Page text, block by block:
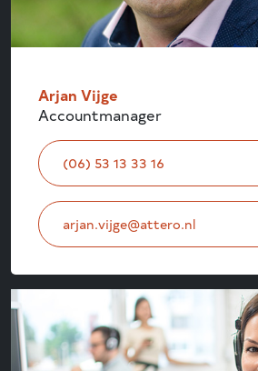
Arjan Vijge
Accountmanager
(06) 53 13 33 16
arjan.vijge@attero.nl